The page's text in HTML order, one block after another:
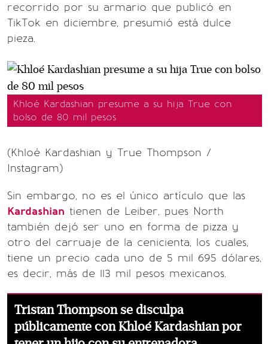
recorrido por su armario que publicó en
TikTok en diciembre, presumió está dulce
pieza.
Khloé Kardashian presume a su hija True con
bolso de 80 mil pesos
(Khloé Kardashian y True Thompson /
Instagram)
Sin embargo, no es el único artículo que las
Kardashian tienen de Leiber, pues North
también dejó ser uno en forma de pizza y
otro del carruaje de la cenicienta, los cuales,
tiene un precio cada uno de 5 mil 695 dólares,
es decir, más de 113 mil pesos mexicanos.
Tristan Thompson se disculpa
públicamente con Khloé Kardashian por